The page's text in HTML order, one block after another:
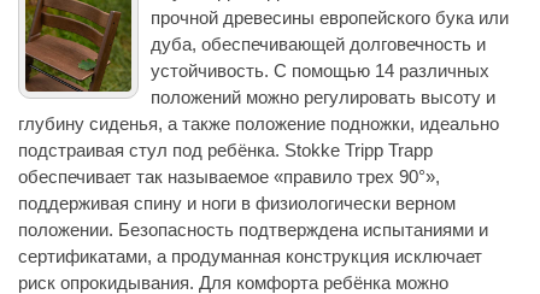
прочной древесины европейского бука или
дуба, обеспечивающей долговечность и
устойчивость. С помощью 14 различных
положений можно регулировать высоту и
глубину сиденья, а также положение подножки, идеально
подстраивая стул под ребёнка. Stokke Tripp Trapp
обеспечивает так называемое «правило трех 90°»,
поддерживая спину и ноги в физиологически верном
положении. Безопасность подтверждена испытаниями и
сертификатами, а продуманная конструкция исключает
риск опрокидывания. Для комфорта ребёнка можно